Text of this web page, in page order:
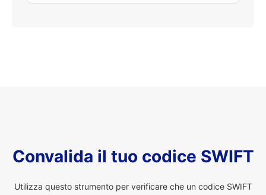
Convalida il tuo codice SWIFT
Utilizza questo strumento per verificare che un codice SWIFT